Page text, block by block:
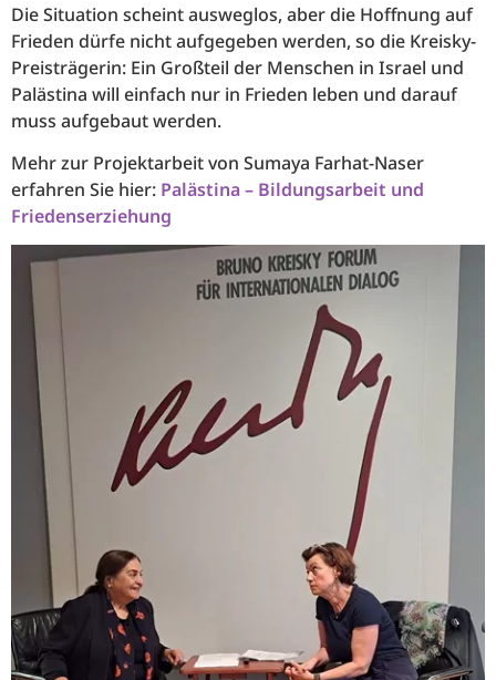
Die Situation scheint ausweglos, aber die Hoffnung auf
Frieden dürfe nicht aufgegeben werden, so die Kreisky-
Preisträgerin: Ein Großteil der Menschen in Israel und
Palästina will einfach nur in Frieden leben und darauf
muss aufgebaut werden.
Mehr zur Projektarbeit von Sumaya Farhat-Naser
erfahren Sie hier: Palästina – Bildungsarbeit und
Friedenserziehung